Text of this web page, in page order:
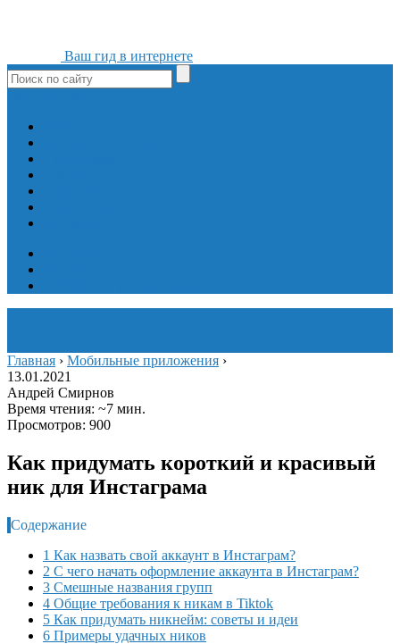
Ваш гид в интернете
Главная › Мобильные приложения ›
13.01.2021
Андрей Смирнов
Время чтения: ~7 мин.
Просмотров: 900
Как придумать короткий и красивый
ник для Инстаграма
Содержание
1 Как назвать свой аккаунт в Инстаграм?
2 С чего начать оформление аккаунта в Инстаграм?
3 Смешные названия групп
4 Общие требования к никам в Tiktok
5 Как придумать никнейм: советы и идеи
6 Примеры удачных ников